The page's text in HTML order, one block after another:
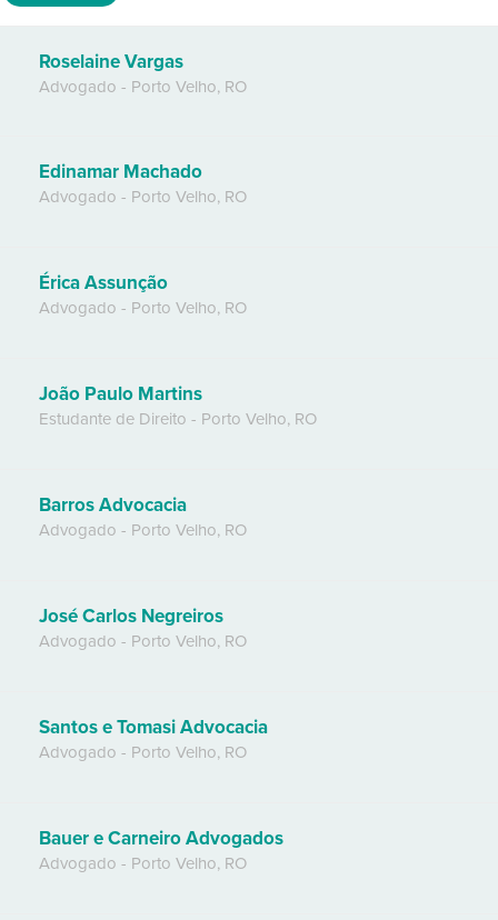
Roselaine Vargas
Advogado - Porto Velho, RO
Edinamar Machado
Advogado - Porto Velho, RO
Érica Assunção
Advogado - Porto Velho, RO
João Paulo Martins
Estudante de Direito - Porto Velho, RO
Barros Advocacia
Advogado - Porto Velho, RO
José Carlos Negreiros
Advogado - Porto Velho, RO
Santos e Tomasi Advocacia
Advogado - Porto Velho, RO
Bauer e Carneiro Advogados
Advogado - Porto Velho, RO